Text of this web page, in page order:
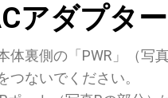
アダプタ
体裏側の「PWR」（写
つないでください。